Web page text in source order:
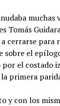
muchas
Tomás
cerrarse para
sobre el
el costado
primera
y con los